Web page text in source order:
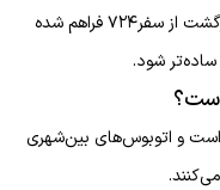
هم برای مسیر بازگشت از سفر۷۲۴ فراهم شده
شود.
تا کرج حدود ۹۵۱ کیلومتر است و اتوبوس‌های بین‌شهری